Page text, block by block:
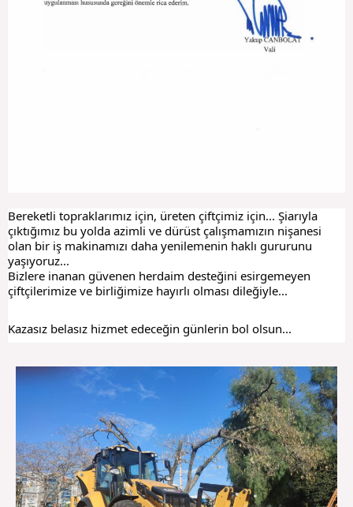
Bereketli topraklarımız için, üreten çiftçimiz için... Şiarıyla
çıktığımız bu yolda azimli ve dürüst çalışmamızın nişanesi
olan bir iş makinamızı daha yenilemenin haklı gururunu
yaşıyoruz...
Bizlere inanan güvenen herdaim desteğini esirgemeyen
çiftçilerimize ve birliğimize hayırlı olması dileğiyle...
Kazasız belasız hizmet edeceğin günlerin bol olsun...